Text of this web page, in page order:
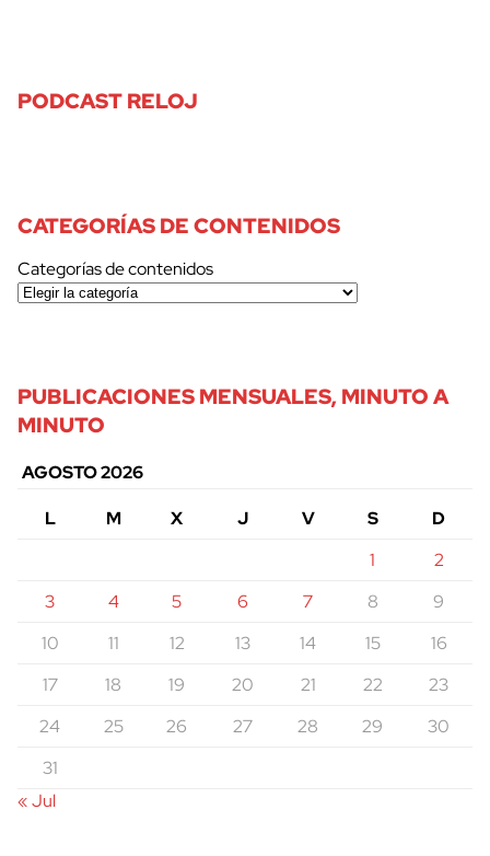
PODCAST RELOJ
CATEGORÍAS DE CONTENIDOS
Categorías de contenidos
PUBLICACIONES MENSUALES, MINUTO A
MINUTO
AGOSTO 2026
L
M X J V S
D
1
2
3
4 5 6 7 8
9
10
11 12 13 14 15
16
17
18 19 20 21 22
23
24
25 26 27 28 29
30
31
« Jul